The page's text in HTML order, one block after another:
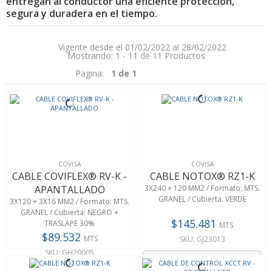
segura y duradera en el tiempo.
Vigente desde el 01/02/2022 al 28/02/2022
Mostrando: 1 - 11 de 11 Productos
Pagina:
1 de 1
COVISA
CABLE COVIFLEX® RV-K -
APANTALLADO
3X120 + 3X16 MM2 / Formato: MTS.
GRANEL / Cubierta: NEGRO +
TRASLAPE 30%
$89.532 MTS
SKU: GH20005
COVISA
CABLE NOTOX® RZ1-K
3X240 + 120 MM2 / Formato: MTS.
GRANEL / Cubierta: VERDE
$145.481 MTS
SKU: GJ23013
Agregar